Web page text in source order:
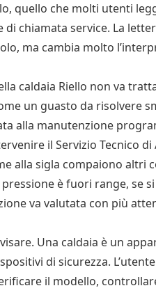
quello che molti utenti
di chiamata service. La
ma cambia molto
caldaia Riello non va
un guasto da risolvere
alla manutenzione
il Servizio Tecnico
alla sigla compaiono altri
è fuori range, se
va valutata con più
Una caldaia è un
di sicurezza.
il modello,